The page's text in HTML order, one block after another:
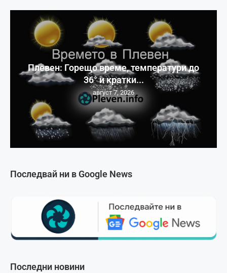
Последвай ни в Google News
Последни новини
Плевен: Горещо време, температури до
36° и кратки...
август 7, 2026